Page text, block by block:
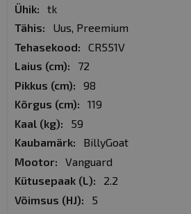
Lisainformatsioon
tk
Uus, Preemium
CR551V
72
98
119
59
BillyGoat
Vanguard
2.2
5